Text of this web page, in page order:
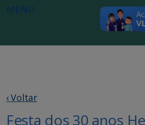
MENU
‹ Voltar
Festa dos 30 anos